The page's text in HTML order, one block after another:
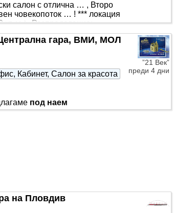
салон с отлична … , Второ
човекопоток … ! *** локация
кв.м ✨ Разпределение:
с тоалетна Сутеренно
или други разкрасителни
”21 Век”
преди 4 дни
гара, ВМИ, МОЛ
Кабинет, Салон за красота
под наем
комуникативен
на Пловдив